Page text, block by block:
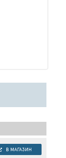
В МАГАЗИН